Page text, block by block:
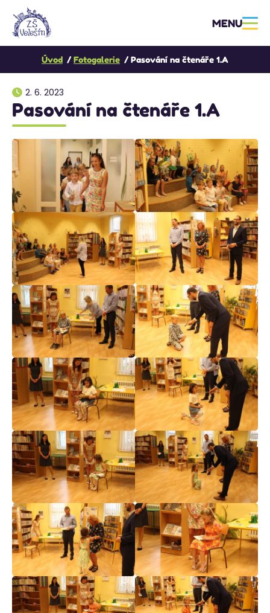
MENU
Úvod Fotogalerie Pasování na čtenáře 1.A
2. 6. 2023
Pasování na čtenáře 1.A